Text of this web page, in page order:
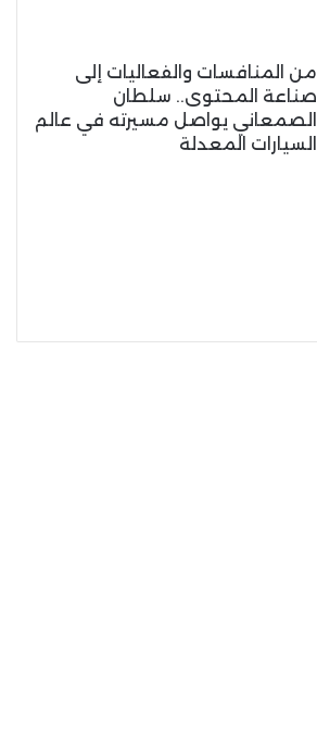
من المنافسات والفعاليات إلى
صناعة المحتوى.. سلطان
الصمعاني يواصل مسيرته في عالم
السيارات المعدلة